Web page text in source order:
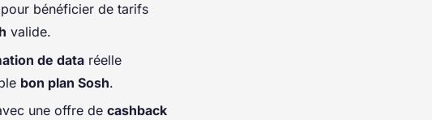
bénéficier de tarifs
valide.
de data réelle
bon plan Sosh.
une offre de cashback